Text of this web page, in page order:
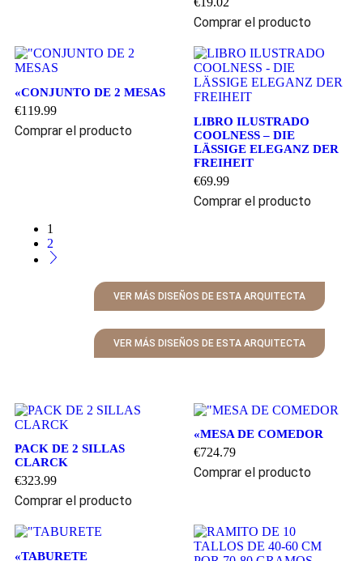
Comprar el producto
«CONJUNTO DE 2 MESAS
€119.99
Comprar el producto
LIBRO ILUSTRADO
COOLNESS – DIE
LÄSSIGE ELEGANZ DER
FREIHEIT
€69.99
Comprar el producto
1
2
VER MÁS DISEÑOS DE ESTA ARQUITECTA
VER MÁS DISEÑOS DE ESTA ARQUITECTA
PACK DE 2 SILLAS
CLARCK
€323.99
Comprar el producto
«MESA DE COMEDOR
€724.79
Comprar el producto
«TABURETE